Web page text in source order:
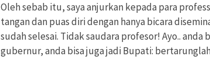
Oleh sebab itu, saya anjurkan kepada para
tangan dan puas diri dengan hanya bicara
sudah selesai. Tidak saudara profesor! Ayo.. anda
gubernur, anda bisa juga jadi Bupati: